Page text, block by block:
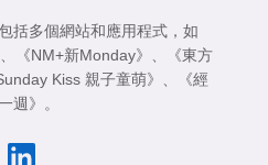
括多個網站和應用程式，如
《NM+新Monday》
《東方
Kiss 親子童萌》
《經
週》
。